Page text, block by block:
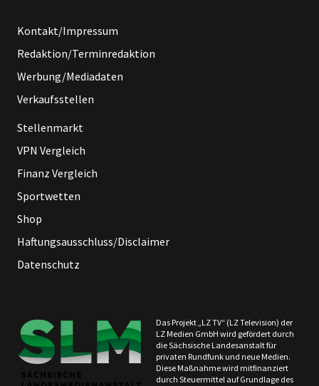
Kontakt/Impressum
Redaktion/Terminredaktion
Werbung/Mediadaten
Verkaufsstellen
Stellenmarkt
VPN Vergleich
Finanz Vergleich
Sportwetten
Shop
Haftungsausschluss/Disclaimer
Datenschutz
Das Projekt „LZ TV“ (LZ Television) der
LZ Medien GmbH wird gefördert durch
die Sächsische Landesanstalt für
privaten Rundfunk und neue Medien.
Diese Maßnahme wird mitfinanziert
durch Steuermittel auf Grundlage des